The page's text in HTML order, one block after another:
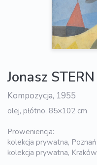
Jonasz STERN
Kompozycja, 1955
olej, płótno, 85×102 cm
Proweniencja:
kolekcja prywatna, Poznań
kolekcja prywatna, Kraków